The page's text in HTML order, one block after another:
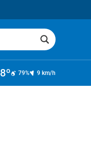
8º 79% 9 km/h